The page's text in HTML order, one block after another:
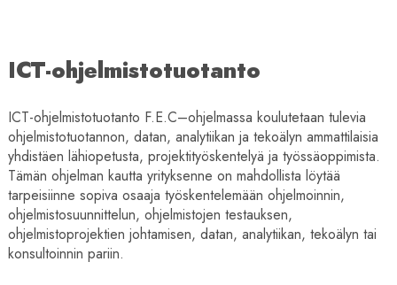
ICT-ohjelmistotuotanto
ICT-ohjelmistotuotanto F.E.C–ohjelmassa koulutetaan tulevia
ohjelmistotuotannon, datan, analytiikan ja tekoälyn ammattilaisia
yhdistäen lähiopetusta, projektityöskentelyä ja työssäoppimista.
Tämän ohjelman kautta yrityksenne on mahdollista löytää
tarpeisiinne sopiva osaaja työskentelemään ohjelmoinnin,
ohjelmistosuunnittelun, ohjelmistojen testauksen,
ohjelmistoprojektien johtamisen, datan, analytiikan, tekoälyn tai
konsultoinnin pariin.